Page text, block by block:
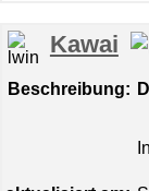
Kawai
Beschreibung: